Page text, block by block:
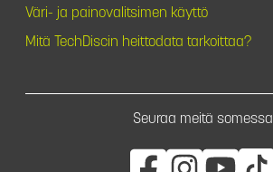
Väri- ja painovalitsimen käyttö
Mitä TechDiscin heittodata tarkoittaa?
Seuraa meitä somessa